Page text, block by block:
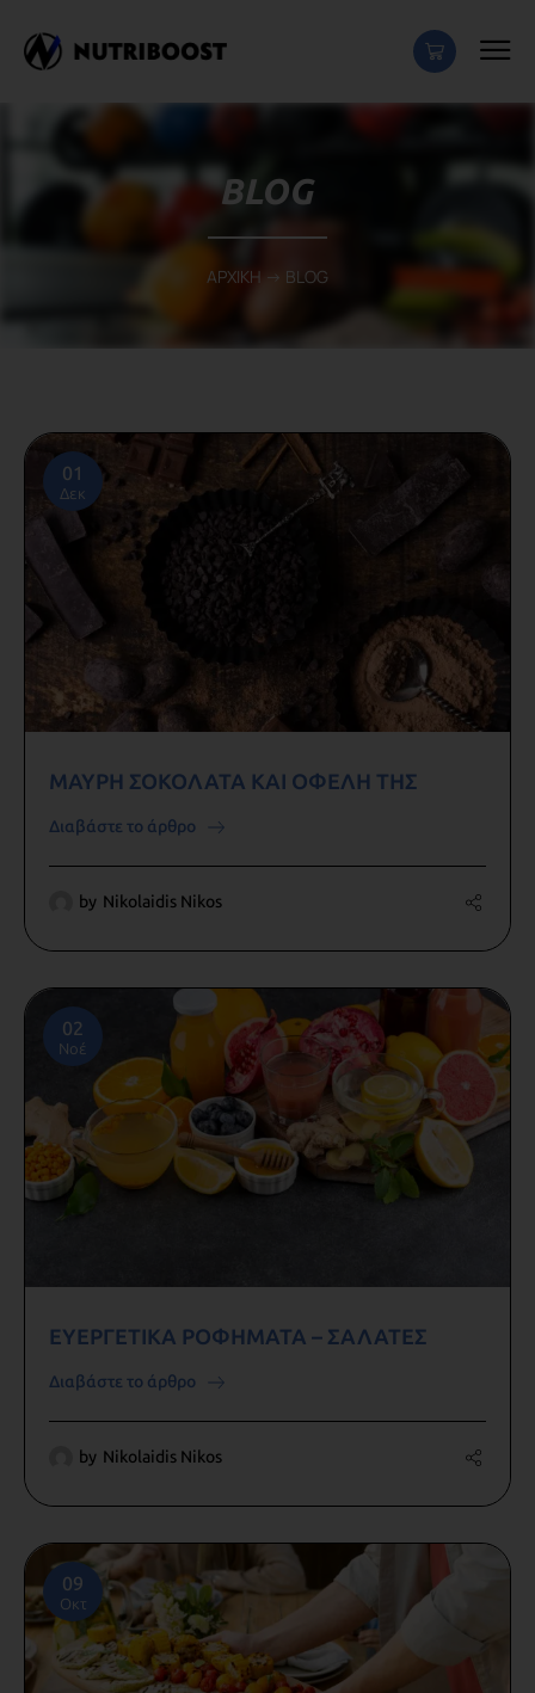
BLOG
ΑΡΧΙΚΗ -> BLOG
01
Δεκ
ΜΑΥΡΗ ΣΟΚΟΛΑΤΑ ΚΑΙ ΟΦΕΛΗ ΤΗΣ
Διαβάστε το άρθρο
by Nikolaidis Nikos
02
Νοέ
ΕΥΕΡΓΕΤΙΚΑ ΡΟΦΗΜΑΤΑ – ΣΑΛΑΤΕΣ
Διαβάστε το άρθρο
by Nikolaidis Nikos
09
Οκτ